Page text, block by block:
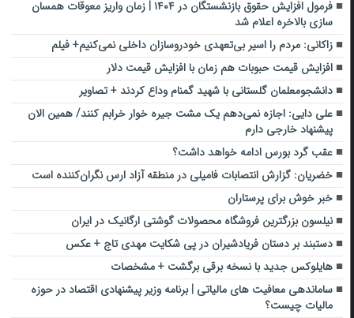
فرمول افزایش حقوق بازنشستگان در ۱۴۰۴ | زمان واریز معوقات همسان
سازی بالاخره اعلام شد
زاکانی: مردم را اسیر بی‌تعهدی خودروسازان داخلی نمی‌کنیم+ فیلم
افزایش قیمت حبوبات هم زمان با افزایش قیمت دلار
دانشجومعلمان گلستانی با شهید گمنام وداع کردند + تصاویر
علی دایی: اجازه نمی‌دهم یک مشت جیره خوار خرابم کنند/ همین الان
پیشنهاد خارجی دارم
عقب گرد بورس ادامه خواهد داشت؟
خضریان: گزارش انتصابات فامیلی در منطقه آزاد ارس نگران‌کننده است
خبر خوش برای پرستاران
نیلسون بزرگترین فروشگاه محصولات گوشتی ارگانیک در ایران
دستبند بر دستان فریادشیران در پی شکایت مهدی تاج + عکس
هایلوکس جدید با نسخه برقی برگشت + مشخصات
ساماندهی معافیت‌ های مالیاتی | برنامه وزیر پیشنهادی اقتصاد در حوزه
مالیات چیست؟